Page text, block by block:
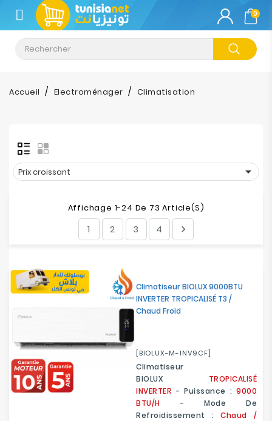
CATÉGORIE
Climatisation
Informatique
Tablette
Impression
Electroménager
Bureautique
Réseau
&
Sécurité
0
Accueil Electroménager Climatisation
Prix croissant 
Affichage 1-24 De 73 Article(s)
1 2 3 4 
Climatiseur BIOLUX 9000BTU
INVERTER TROPICALISÉ T3 /
Chaud Froid
[BIOLUX-M-INV9CF]
Climatiseur
BIOLUX TROPICALISÉ
INVERTER - Puissance : 9000
BTU/H
- Mode De
Refroidissement : Chaud /